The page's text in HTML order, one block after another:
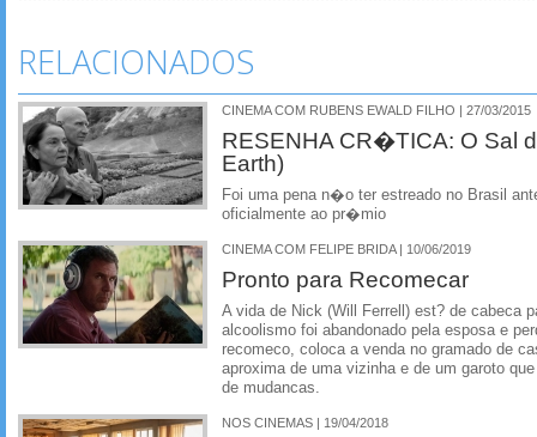
RELACIONADOS
CINEMA COM RUBENS EWALD FILHO | 27/03/2015
RESENHA CR�TICA: O Sal
Earth)
Foi uma pena n�o ter estreado no Brasil
oficialmente ao pr�mio
CINEMA COM FELIPE BRIDA | 10/06/2019
Pronto para Recomecar
A vida de Nick (Will Ferrell) est? de cabeca
alcoolismo foi abandonado pela esposa e
recomeco, coloca a venda no gramado de
aproxima de uma vizinha e de um garoto
de mudancas.
NOS CINEMAS | 19/04/2018